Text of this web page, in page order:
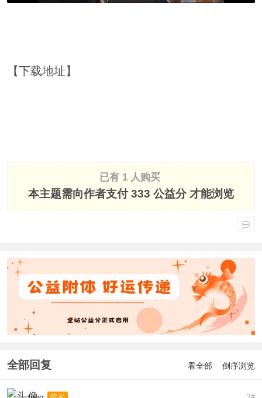
【下载地址】
已有 1 人购买
本主题需向作者支付333 公益分才能浏览
全部回复 看全部 倒序浏览